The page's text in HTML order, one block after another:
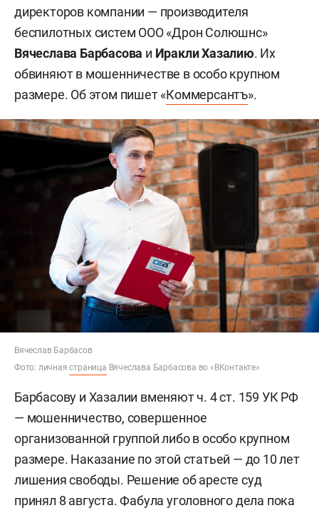
директоров компании — производителя
беспилотных систем ООО «Дрон Солюшнс»
Вячеслава Барбасова и Иракли Хазалию. Их
обвиняют в мошенничестве в особо крупном
размере. Об этом пишет «Коммерсантъ».
Вячеслав Барбасов
Фото: личнаястраница Вячеслава Барбасова во «ВКонтакте»
Барбасову и Хазалии вменяют ч. 4 ст. 159 УК РФ
— мошенничество, совершенное
организованной группой либо в особо крупном
размере. Наказание по этой статьей — до 10 лет
лишения свободы. Решение об аресте суд
принял 8 августа. Фабула уголовного дела пока